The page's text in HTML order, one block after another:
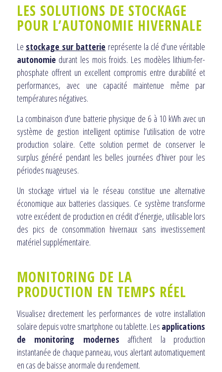
LES SOLUTIONS DE STOCKAGE
POUR L’AUTONOMIE HIVERNALE
Le stockage sur batterie représente la clé d’une véritable
autonomie durant les mois froids. Les modèles lithium-fer-
phosphate offrent un excellent compromis entre durabilité et
performances, avec une capacité maintenue même par
températures négatives.
La combinaison d’une batterie physique de 6 à 10 kWh avec un
système de gestion intelligent optimise l’utilisation de votre
production solaire. Cette solution permet de conserver le
surplus généré pendant les belles journées d’hiver pour les
périodes nuageuses.
Un stockage virtuel via le réseau constitue une alternative
économique aux batteries classiques. Ce système transforme
votre excédent de production en crédit d’énergie, utilisable lors
des pics de consommation hivernaux sans investissement
matériel supplémentaire.
MONITORING DE LA
PRODUCTION EN TEMPS RÉEL
Visualisez directement les performances de votre installation
solaire depuis votre smartphone ou tablette. Les applications
de monitoring modernes affichent la production
instantanée de chaque panneau, vous alertant automatiquement
en cas de baisse anormale du rendement.